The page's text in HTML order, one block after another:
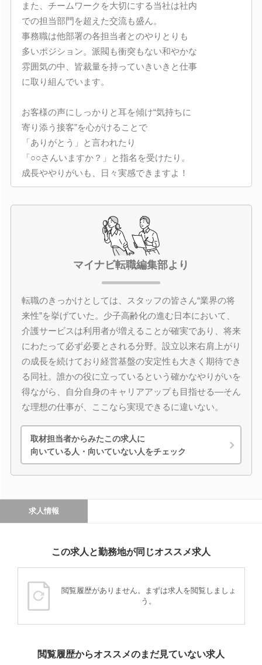
また、チームワークを大切にする当社は社内
での担当部門を超えた交流も盛ん。
事務職は他部署の各担当者とのやりとりも
多いポジション。派閥も衝突もない和やかな
雰囲気の中、皆裁量を持っていきいきと仕事
に取り組んでいます。
お客様の声にしっかりと耳を傾け“気持ちに
寄り添う接客”を心がけることで
「ありがとう」と言われたり
「○○さんいますか？」と指名を受けたり。
成長ややりがいも、日々実感できますよ！
マイナビ転職編集部より
転職のきっかけとしては、スタッフの皆さん“業界の将
来性”を挙げていた。少子高齢化の進む日本において、
介護サービスは利用者が増えることが確実であり、将来
にわたって必ず必要とされる分野。設立以来右肩上がり
の成長を続けており経営基盤の安定性も大きく期待でき
る同社。誰かの役に立っているという確かなやりがいを
得ながら、自分自身のキャリアアップも目指せる―そん
な理想の仕事が、ここなら実現できるに違いない。
取材担当者からみたこの求人に
向いている人・向いていない人をチェック
求人情報
この求人と勤務地が同じオススメ求人
閲覧履歴がありません。まずは求人を閲覧しましょ
う。
閲覧履歴からオススメのまだ見ていない求人